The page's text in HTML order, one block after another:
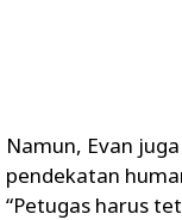
Namun, Evan
pendekatan
“Petugas harus